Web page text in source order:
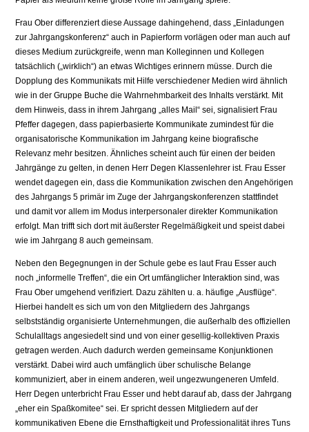
Frau Ober differenziert diese Aussage dahingehend, dass „Einladungen
zur Jahrgangskonferenz“ auch in Papierform vorlägen oder man auch auf
dieses Medium zurückgreife, wenn man Kolleginnen und Kollegen
tatsächlich („wirklich“) an etwas Wichtiges erinnern müsse. Durch die
Dopplung des Kommunikats mit Hilfe verschiedener Medien wird ähnlich
wie in der Gruppe Buche die Wahrnehmbarkeit des Inhalts verstärkt. Mit
dem Hinweis, dass in ihrem Jahrgang „alles Mail“ sei, signalisiert Frau
Pfeffer dagegen, dass papierbasierte Kommunikate zumindest für die
organisatorische Kommunikation im Jahrgang keine biografische
Relevanz mehr besitzen. Ähnliches scheint auch für einen der beiden
Jahrgänge zu gelten, in denen Herr Degen Klassenlehrer ist. Frau Esser
wendet dagegen ein, dass die Kommunikation zwischen den Angehörigen
des Jahrgangs 5 primär im Zuge der Jahrgangskonferenzen stattfindet
und damit vor allem im Modus interpersonaler direkter Kommunikation
erfolgt. Man trifft sich dort mit äußerster Regelmäßigkeit und speist dabei
wie im Jahrgang 8 auch gemeinsam.
Neben den Begegnungen in der Schule gebe es laut Frau Esser auch
noch „informelle Treffen“, die ein Ort umfänglicher Interaktion sind, was
Frau Ober umgehend verifiziert. Dazu zählten u. a. häufige „Ausflüge“.
Hierbei handelt es sich um von den Mitgliedern des Jahrgangs
selbstständig organisierte Unternehmungen, die außerhalb des offiziellen
Schulalltags angesiedelt sind und von einer gesellig-kollektiven Praxis
getragen werden. Auch dadurch werden gemeinsame Konjunktionen
verstärkt. Dabei wird auch umfänglich über schulische Belange
kommuniziert, aber in einem anderen, weil ungezwungeneren Umfeld.
Herr Degen unterbricht Frau Esser und hebt darauf ab, dass der Jahrgang
„eher ein Spaßkomitee“ sei. Er spricht dessen Mitgliedern auf der
kommunikativen Ebene die Ernsthaftigkeit und Professionalität ihres Tuns